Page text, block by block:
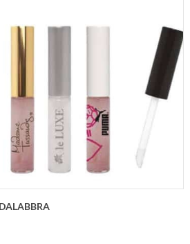
Questo lipcare deluxe personalizzato
è un burrocacao personalizzato in
scintillante metallo color oro o
argento inciso laser con il tuo logo.